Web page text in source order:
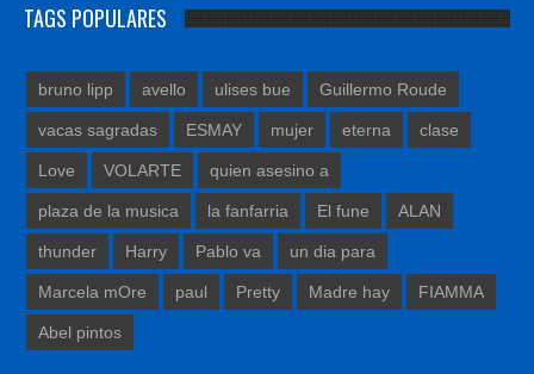
TAGS POPULARES
bruno lipp avello ulises bue Guillermo Roude
vacas sagradas ESMAY mujer eterna clase
Love VOLARTE quien asesino a
plaza de la musica la fanfarria El fune ALAN
thunder Harry Pablo va un dia para
Marcela mOre paul Pretty Madre hay FIAMMA
Abel pintos